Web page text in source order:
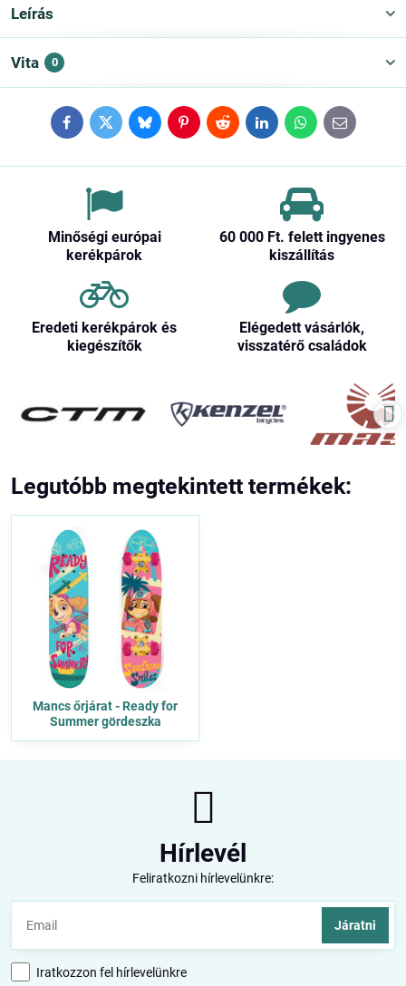
Leírás
Vita 0
FacebookTwitterBlueskyPinterestRedditLinkedInWhatsApp
E-
mail
Minőségi európai
kerékpárok
60 000 Ft​. felett ingyenes
kiszállítás
Eredeti kerékpárok és
kiegészítők
Elégedett vásárlók,
visszatérő családok
Legutóbb megtekintett termékek:
Mancs őrjárat - Ready for
Summer gördeszka
Hírlevél
Feliratkozni hírlevelünkre:
Járatni
Iratkozzon fel hírlevelünkre